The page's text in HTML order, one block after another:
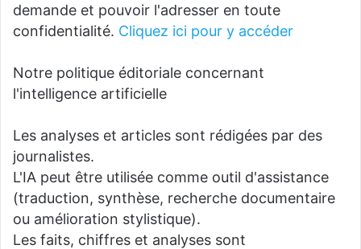
demande et pouvoir l'adresser en toute
confidentialité. Cliquez ici pour y accéder
Notre politique éditoriale concernant
l'intelligence artificielle
Les analyses et articles sont rédigées par des
journalistes.
L'IA peut être utilisée comme outil d'assistance
(traduction, synthèse, recherche documentaire
ou amélioration stylistique).
Les faits, chiffres et analyses sont